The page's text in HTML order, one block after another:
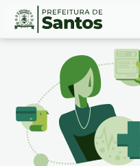
Ir
Conteúdo